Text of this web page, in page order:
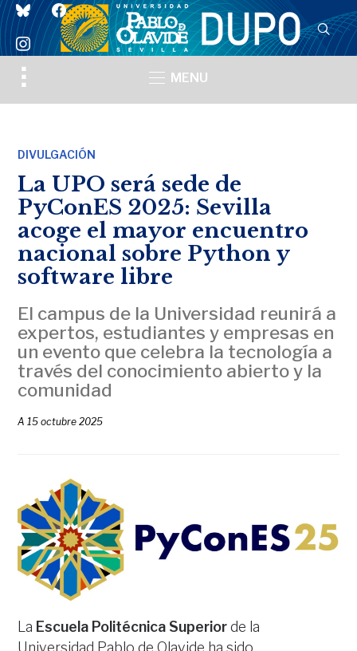
blueskyfacebook
instagram
Toggle
sidebar
MENU
DIVULGACIÓN
La UPO será sede de
PyConES 2025: Sevilla
acoge el mayor encuentro
nacional sobre Python y
software libre
El campus de la Universidad reunirá a
expertos, estudiantes y empresas en
un evento que celebra la tecnología a
través del conocimiento abierto y la
comunidad
A15 octubre 2025
La Escuela Politécnica Superiorde la